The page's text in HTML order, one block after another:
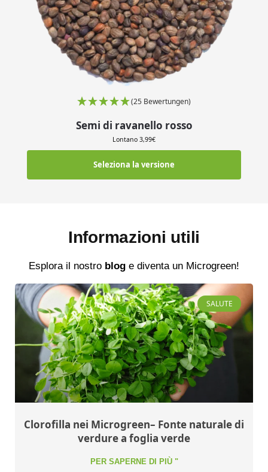
(25 Bewertungen)
Semi di ravanello rosso
Lontano 3,99€
Seleziona la versione
Informazioni utili
Esplora il nostro blog e diventa un Microgreen!
SALUTE
Clorofilla nei Microgreen– Fonte naturale di
verdure a foglia verde
PER SAPERNE DI PIÙ "